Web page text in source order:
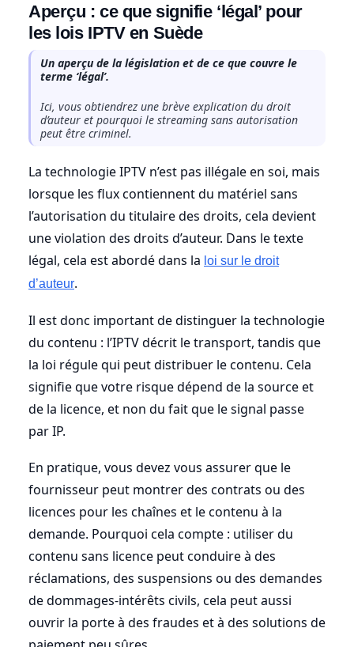
Aperçu : ce que signifie ‘légal’ pour
les lois IPTV en Suède
Un aperçu de la législation et de ce que couvre le
terme ‘légal’.
Ici, vous obtiendrez une brève explication du droit
d’auteur et pourquoi le streaming sans autorisation
peut être criminel.
La technologie IPTV n’est pas illégale en soi, mais
lorsque les flux contiennent du matériel sans
l’autorisation du titulaire des droits, cela devient
une violation des droits d’auteur. Dans le texte
légal, cela est abordé dans la loi sur le droit
d’auteur.
Il est donc important de distinguer la technologie
du contenu : l’IPTV décrit le transport, tandis que
la loi régule qui peut distribuer le contenu. Cela
signifie que votre risque dépend de la source et
de la licence, et non du fait que le signal passe
par IP.
En pratique, vous devez vous assurer que le
fournisseur peut montrer des contrats ou des
licences pour les chaînes et le contenu à la
demande. Pourquoi cela compte : utiliser du
contenu sans licence peut conduire à des
réclamations, des suspensions ou des demandes
de dommages-intérêts civils, cela peut aussi
ouvrir la porte à des fraudes et à des solutions de